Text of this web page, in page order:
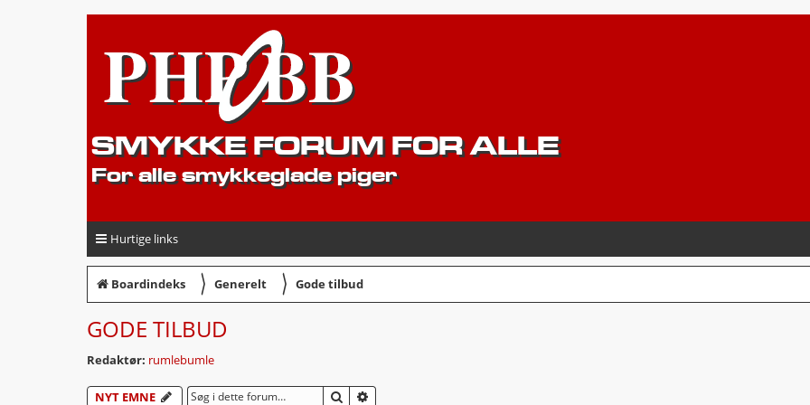
SMYKKE FORUM FOR ALLE
For alle smykkeglade piger
Hurtige links
Boardindeks 〉 Generelt 〉 Gode tilbud
GODE TILBUD
Redaktør: rumlebumle
NYT EMNE SØG